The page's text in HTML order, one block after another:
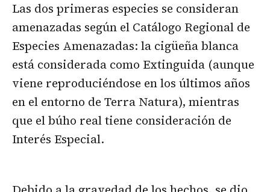
Las dos primeras especies se consideran
amenazadas según el Catálogo Regional de
Especies Amenazadas: la cigüeña blanca
está considerada como Extinguida (aunque
viene reproduciéndose en los últimos años
en el entorno de Terra Natura), mientras
que el búho real tiene consideración de
Interés Especial.